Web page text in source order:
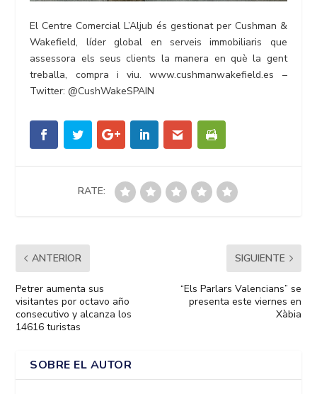
El Centre Comercial L’Aljub és gestionat per Cushman &
Wakefield, líder global en serveis immobiliaris que
assessora els seus clients la manera en què la gent
treballa, compra i viu. www.cushmanwakefield.es –
Twitter: @CushWakeSPAIN
RATE:
ANTERIOR
Petrer aumenta sus
visitantes por octavo año
consecutivo y alcanza los
14616 turistas
SIGUIENTE
“Els Parlars Valencians” se
presenta este viernes en
Xàbia
SOBRE EL AUTOR